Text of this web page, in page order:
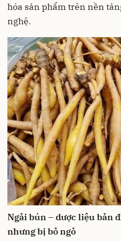
hóa sản phẩm trên nền
nghệ.
Ngải bún – dược liệu bản
nhưng bị bỏ ngỏ